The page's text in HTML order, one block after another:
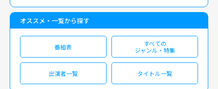
オススメ・一覧から探す
番組表
すべての
ジャンル・特集
出演者一覧 タイトル一覧